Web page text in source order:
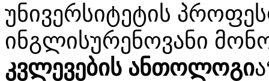
უნივერსიტეტის
ინგლისურენოვანი
კვლევების ანთოლოგი